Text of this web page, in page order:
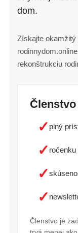
dom.
Získajte
rekonštrukciu
✓ plný
✓ ročenku
✓
✓
Členstvo je